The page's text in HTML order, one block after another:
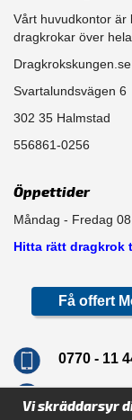
Vårt huvudkontor är
dragkrokar över
Dragkrokskungen.se
Svartalundsvägen 6
302 35 Halmstad
556861-0256
Öppettider
Måndag - Fredag
Hitta rätt dragkrok
Få offert
0770 - 11
Vi skräddarsyr